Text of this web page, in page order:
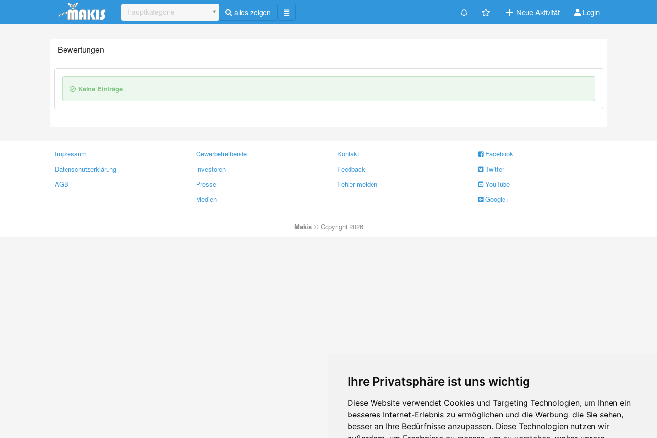
Ihre Privatsphäre ist uns wichtig
Diese Website verwendet Cookies und Targeting Technologien, um Ihnen ein
besseres Internet-Erlebnis zu ermöglichen und die Werbung, die Sie sehen,
besser an Ihre Bedürfnisse anzupassen. Diese Technologien nutzen wir
Update cookies preferences
Hauptkategorie alles zeigen Neue Aktivität Login
Bewertungen
Keine Einträge
Impressum
Datenschutzerklärung
AGB
Gewerbetreibende
Investoren
Presse
Medien
Kontakt
Feedback
Fehler melden
Facebook
Twitter
YouTube
Google+
Makis© Copyright 2026